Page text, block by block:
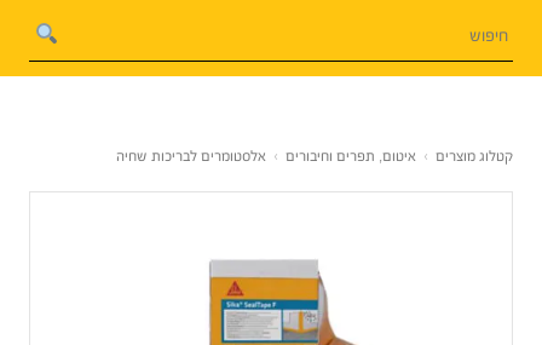
קטלוג מוצרים › איטום, תפרים וחיבורים › אלסטומרים לבריכות שחיה